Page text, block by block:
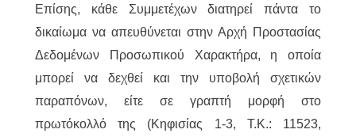
Επίσης, κάθε Συμμετέχων διατηρεί πάντα το
δικαίωμα να απευθύνεται στην Αρχή Προστασίας
Δεδομένων Προσωπικού Χαρακτήρα, η οποία
μπορεί να δεχθεί και την υποβολή σχετικών
παραπόνων, είτε σε γραπτή μορφή στο
πρωτόκολλό της (Κηφισίας 1-3, Τ.Κ.: 11523,